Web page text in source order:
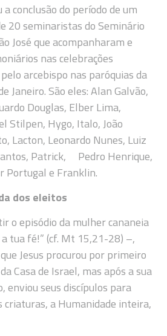
conclusão do período de um
20 seminaristas do Seminário
José que acompanharam e
nas celebrações
arcebispo nas paróquias da
Janeiro. São eles: Alan Galvão,
Douglas, Elber Lima,
Stilpen, Hygo, Italo, João
Lacton, Leonardo Nunes, Luiz
Patrick, Pedro Henrique,
Portugal e Franklin.
dos eleitos
o episódio da mulher cananeia
tua fé!” (cf. Mt 15,21-28) –,
Jesus procurou por primeiro
Casa de Israel, mas após a sua
enviou seus discípulos para
a Humanidade inteira,